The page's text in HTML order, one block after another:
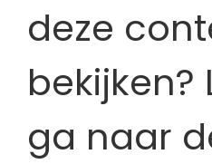
deze
bekijken?
ga naar